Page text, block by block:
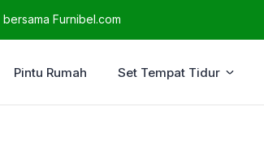
bersama Furnibel.com
Pintu Rumah Set Tempat Tidur